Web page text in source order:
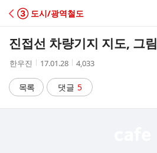
C
A
③ 도시/광역철도
진접선 차량기지 지도, 그림
작
자
한우진
작
시
간
17.01.28
조
수
4,033
목록 댓글 5